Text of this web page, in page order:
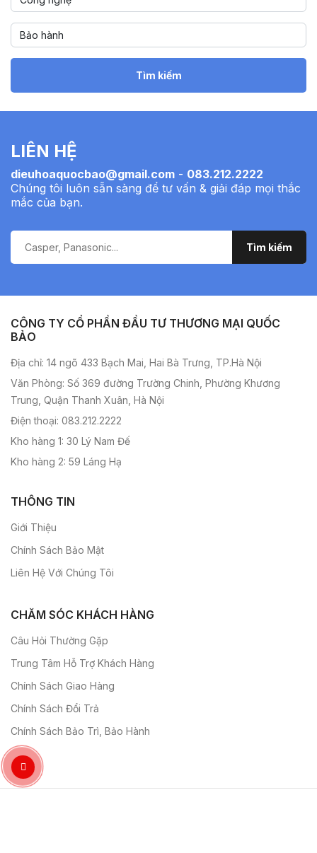
Tìm kiếm
LIÊN HỆ
dieuhoaquocbao@gmail.com - 083.212.2222
Chúng tôi luôn sẵn sàng để tư vấn & giải đáp mọi thắc
mắc của bạn.
CÔNG TY CỔ PHẦN ĐẦU TƯ THƯƠNG MẠI QUỐC
BẢO
Địa chỉ: 14 ngõ 433 Bạch Mai, Hai Bà Trưng, TP.Hà Nội
Văn Phòng: Số 369 đường Trường Chinh, Phường Khương
Trung, Quận Thanh Xuân, Hà Nội
Điện thoại: 083.212.2222
Kho hàng 1: 30 Lý Nam Đế
Kho hàng 2: 59 Láng Hạ
THÔNG TIN
Giới Thiệu
Chính Sách Bảo Mật
Liên Hệ Với Chúng Tôi
CHĂM SÓC KHÁCH HÀNG
Câu Hỏi Thường Gặp
Trung Tâm Hỗ Trợ Khách Hàng
Chính Sách Giao Hàng
Chính Sách Đổi Trả
Chính Sách Bảo Trì, Bảo Hành